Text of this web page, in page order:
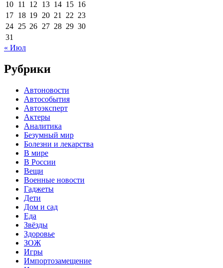
10 11 12 13 14 15 16
17 18 19 20 21 22 23
24 25 26 27 28 29 30
31
« Июл
Рубрики
Автоновости
Автособытия
Автоэксперт
Актеры
Аналитика
Безумный мир
Болезни и лекарства
В мире
В России
Вещи
Военные новости
Гаджеты
Дети
Дом и сад
Еда
Звёзды
Здоровье
ЗОЖ
Игры
Импортозамещение